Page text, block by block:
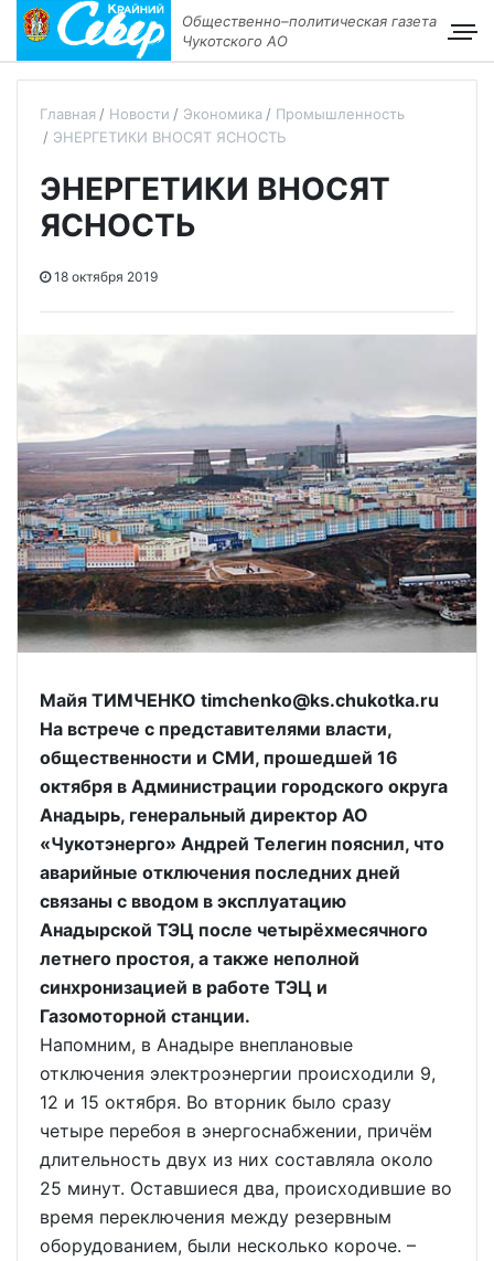
Общественно–политическая газета
Чукотского АО
Главная Новости Экономика
Промышленность
ЭНЕРГЕТИКИ ВНОСЯТ ЯСНОСТЬ
ЭНЕРГЕТИКИ ВНОСЯТ
ЯСНОСТЬ
18 октября 2019
Майя ТИМЧЕНКО timchenko@ks.chukotka.ru
На встрече с представителями власти,
общественности и СМИ, прошедшей 16
октября в Администрации городского округа
Анадырь, генеральный директор АО
«Чукотэнерго» Андрей Телегин пояснил, что
аварийные отключения последних дней
связаны с вводом в эксплуатацию
Анадырской ТЭЦ после четырёхмесячного
летнего простоя, а также неполной
синхронизацией в работе ТЭЦ и
Газомоторной станции.
Напомним, в Анадыре внеплановые
отключения электроэнергии происходили 9,
12 и 15 октября. Во вторник было сразу
четыре перебоя в энергоснабжении, причём
длительность двух из них составляла около
25 минут. Оставшиеся два, происходившие во
время переключения между резервным
оборудованием, были несколько короче. –